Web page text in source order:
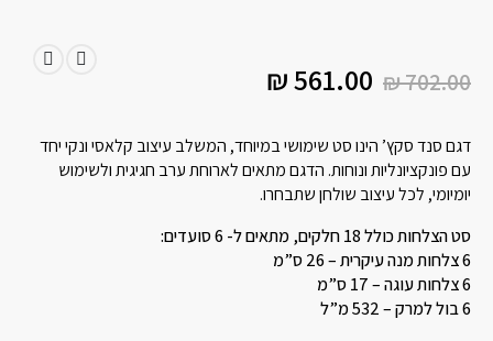
₪702.00
₪561.00
דגם סנד סקץ’ הינו סט שימושי במיוחד, המשלב עיצוב קלאסי ונקי יחד
עם פונקציונליות ונוחות. הדגם מתאים לארוחת ערב חגיגית ולשימוש
יומיומי, לכל עיצוב שולחן שתבחרו.
סט הצלחות כולל 18 חלקים, מתאים ל- 6 סועדים:
6 צלחות מנה עיקרית – 26 ס”מ
6 צלחות עוגה – 17 ס”מ
6 בול למרק – 532 מ”ל